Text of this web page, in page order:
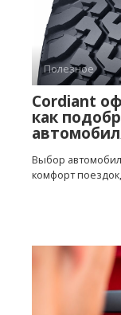
Полезное
Cordiant
как
Выбор
комфорт